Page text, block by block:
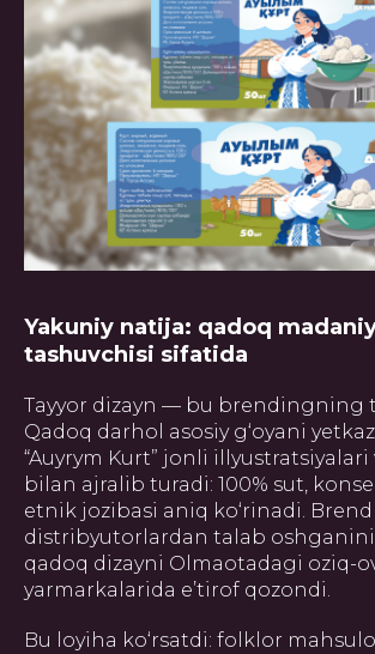
Yakuniy natija: qadoq
tashuvchisi sifatida
Tayyor dizayn — bu brendingning
Qadoq darhol asosiy g‘oyani
“Auyrym Kurt” jonli
bilan ajralib turadi: 100% sut,
etnik jozibasi aniq ko‘rinadi. Brend
distribyutorlardan talab
qadoq dizayni Olmaotadagi oziq-
yarmarkalarida e’tirof qozondi.
Bu loyiha ko‘rsatdi: folklor
Создание, поддержка и
продвижение сайтов в Узбекистане
БАННЕРЫ INSTAGRAM ПРЕЗЕНТАЦИИ САЙТЫ
ПОЛЬЗОВАТЕЛЬСКОЕ
СОГЛАШЕНИЕ